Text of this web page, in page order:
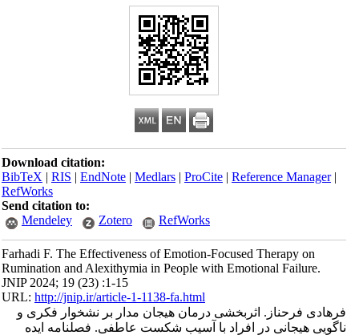
Download citation:
BibTeX|RIS|EndNote|Medlars|ProCite|Reference Manager
RefWorks
Send citation to:
Mendeley
Zotero RefWorks
Farhadi F. The Effectiveness of Emotion-Focused Therapy on
Rumination and Alexithymia in People with Emotional Failure.
JNIP 2024; 19 (23) :1-15
URL:http://jnip.ir/article-1-1138-fa.html
فرهادی فرحناز. اثربخشی درمان هیجان مدار بر نشخوار فکری و
ناگویی هیجانی در افراد با آسیب شکست عاطفی. فصلنامه ایده